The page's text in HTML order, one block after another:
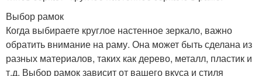
Выбор рамок
Когда выбираете круглое настенное зеркало, важно
обратить внимание на раму. Она может быть сделана из
разных материалов, таких как дерево, металл, пластик и
т.д. Выбор рамок зависит от вашего вкуса и стиля